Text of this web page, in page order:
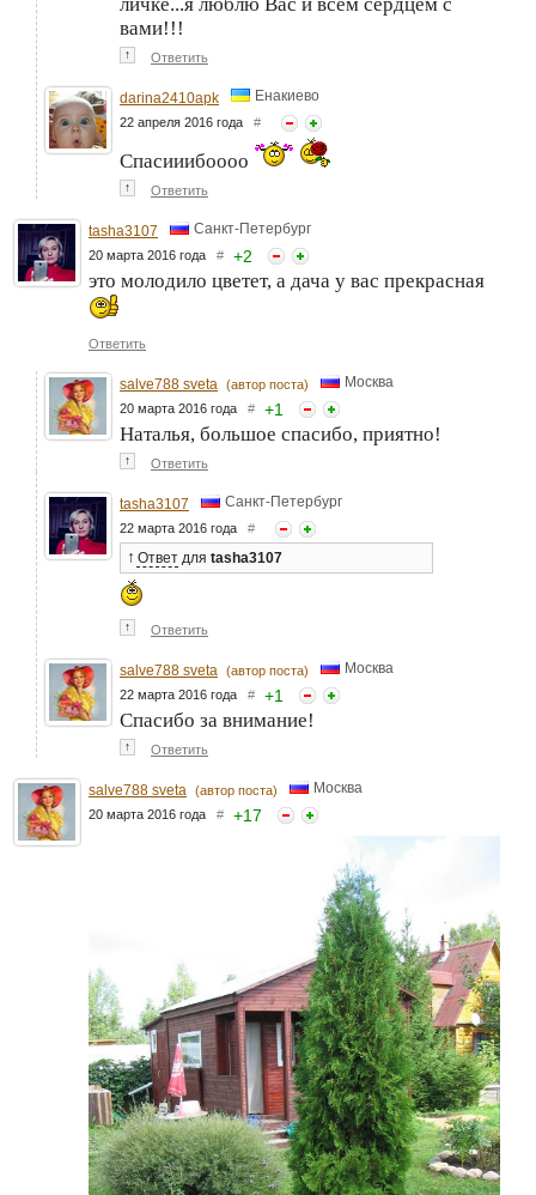
вами!!!
↑ Ответить
darina2410apk Енакиево
22 апреля 2016 года #
Спасииибоооо
↑ Ответить
tasha3107 Санкт-Петербург
20 марта 2016 года # +2
это молодило цветет, а дача у вас прекрасная
Ответить
salve788 sveta (автор поста) Москва
20 марта 2016 года # +1
Наталья, большое спасибо, приятно!
↑ Ответить
tasha3107 Санкт-Петербург
22 марта 2016 года #
↑ Ответ для tasha3107
↑ Ответить
salve788 sveta (автор поста) Москва
22 марта 2016 года # +1
Спасибо за внимание!
↑ Ответить
salve788 sveta (автор поста) Москва
20 марта 2016 года # +17